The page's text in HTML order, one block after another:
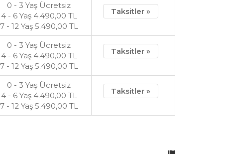
0 - 3 Yaş Ücretsiz
4 - 6 Yaş 4.490,00 TL
7 - 12 Yaş 5.490,00 TL
Taksitler »
0 - 3 Yaş Ücretsiz
4 - 6 Yaş 4.490,00 TL
7 - 12 Yaş 5.490,00 TL
Taksitler »
0 - 3 Yaş Ücretsiz
4 - 6 Yaş 4.490,00 TL
7 - 12 Yaş 5.490,00 TL
Taksitler »